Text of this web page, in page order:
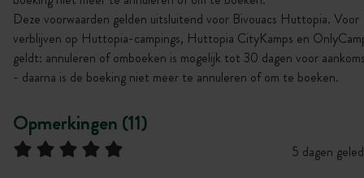
Deze voorwaarden gelden uitsluitend voor Bivouacs Huttopia. Voor
verblijven op Huttopia-campings, Huttopia CityKamps en
geldt: annuleren of omboeken is mogelijk tot 30 dagen voor
- daarna is de boeking niet meer te annuleren of om te boeken.
Opmerkingen (11)
5 dagen